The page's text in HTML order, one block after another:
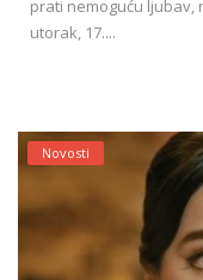
prati nemoguću ljubav,
utorak, 17....
Novosti